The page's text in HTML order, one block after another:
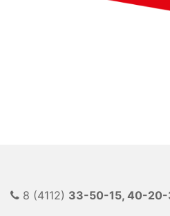
8 (4112) 33-50-15, 40-